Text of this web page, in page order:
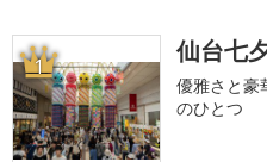
1 仙台七
優雅さと豪
のひとつ